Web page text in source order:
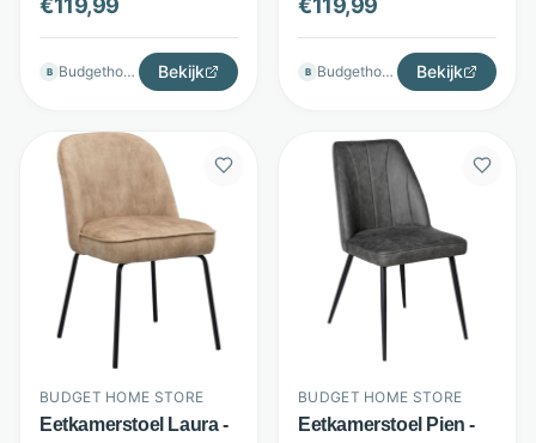
- Budget Home Store
€119,99
B Budgethomestore Bekijk
stiksels - Cognac -
Budget Home Store
€119,99
B Budgethomestore Bekijk
BUDGET HOME STORE
Eetkamerstoel Laura -
BUDGET HOME STORE
Eetkamerstoel Pien -